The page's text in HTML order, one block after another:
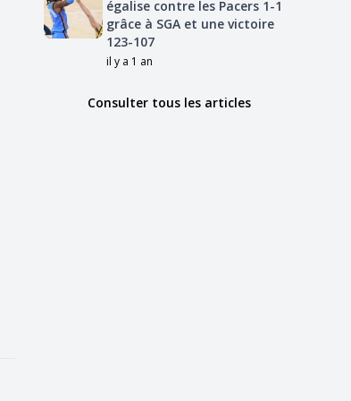
égalise contre les Pacers 1-1
grâce à SGA et une victoire
123-107
il y a 1 an
Consulter tous les articles